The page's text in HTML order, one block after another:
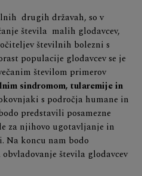
drugih državah, so v
števila malih glodavcev,
številnih bolezni s
populacije glodavcev se je
številom primerov
sindromom, tularemije in
s področja humane in
predstavili posamezne
za njihovo ugotavljanje in
Na koncu nam bodo
števila glodavcev